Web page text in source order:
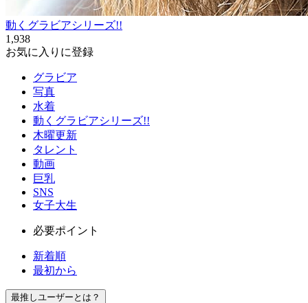
動くグラビアシリーズ!!
1,938
お気に入りに登録
グラビア
写真
水着
動くグラビアシリーズ!!
木曜更新
タレント
動画
巨乳
SNS
女子大生
必要ポイント
新着順
最初から
最推しユーザーとは？